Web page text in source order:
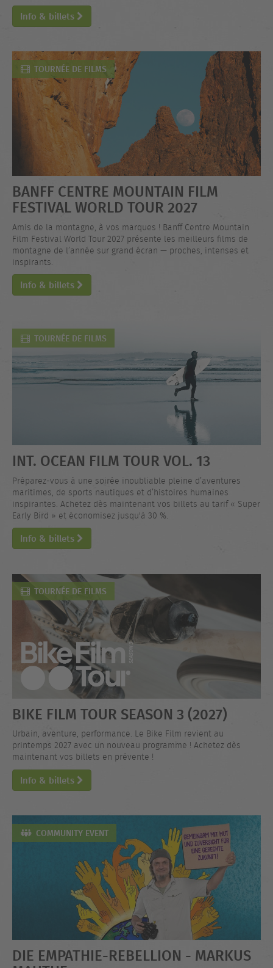
Info & billets
TOURNÉE DE FILMS
BANFF CENTRE MOUNTAIN FILM
FESTIVAL WORLD TOUR 2027
Amis de la montagne, à vos marques ! Banff Centre Mountain
Film Festival World Tour 2027 présente les meilleurs films de
montagne de l’année sur grand écran — proches, intenses et
inspirants.
Info & billets
TOURNÉE DE FILMS
INT. OCEAN FILM TOUR VOL. 13
Préparez-vous à une soirée inoubliable pleine d’aventures
maritimes, de sports nautiques et d’histoires humaines
inspirantes. Achetez dès maintenant vos billets au tarif « Super
Early Bird » et économisez jusqu'à 30 %.
Info & billets
TOURNÉE DE FILMS
BIKE FILM TOUR SEASON 3 (2027)
Urbain, aventure, performance. Le Bike Film revient au
printemps 2027 avec un nouveau programme ! Achetez dès
maintenant vos billets en prévente !
Info & billets
COMMUNITY EVENT
DIE EMPATHIE-REBELLION - MARKUS